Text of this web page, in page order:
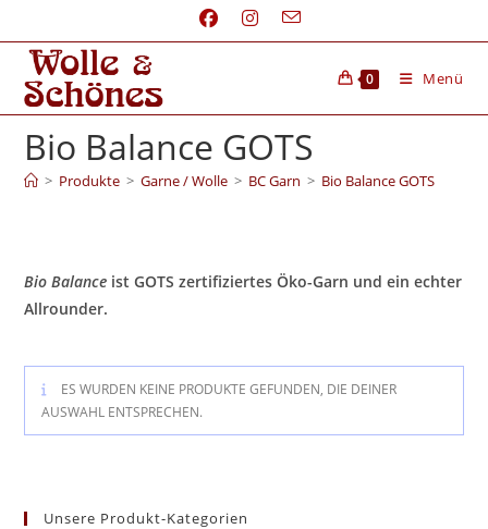
0 Menü
Bio Balance GOTS
> Produkte > Garne / Wolle > BC Garn > Bio Balance GOTS
Bio Balance ist GOTS zertifiziertes Öko-Garn und ein echter
Allrounder.
ES WURDEN KEINE PRODUKTE GEFUNDEN, DIE DEINER
AUSWAHL ENTSPRECHEN.
Unsere Produkt-Kategorien